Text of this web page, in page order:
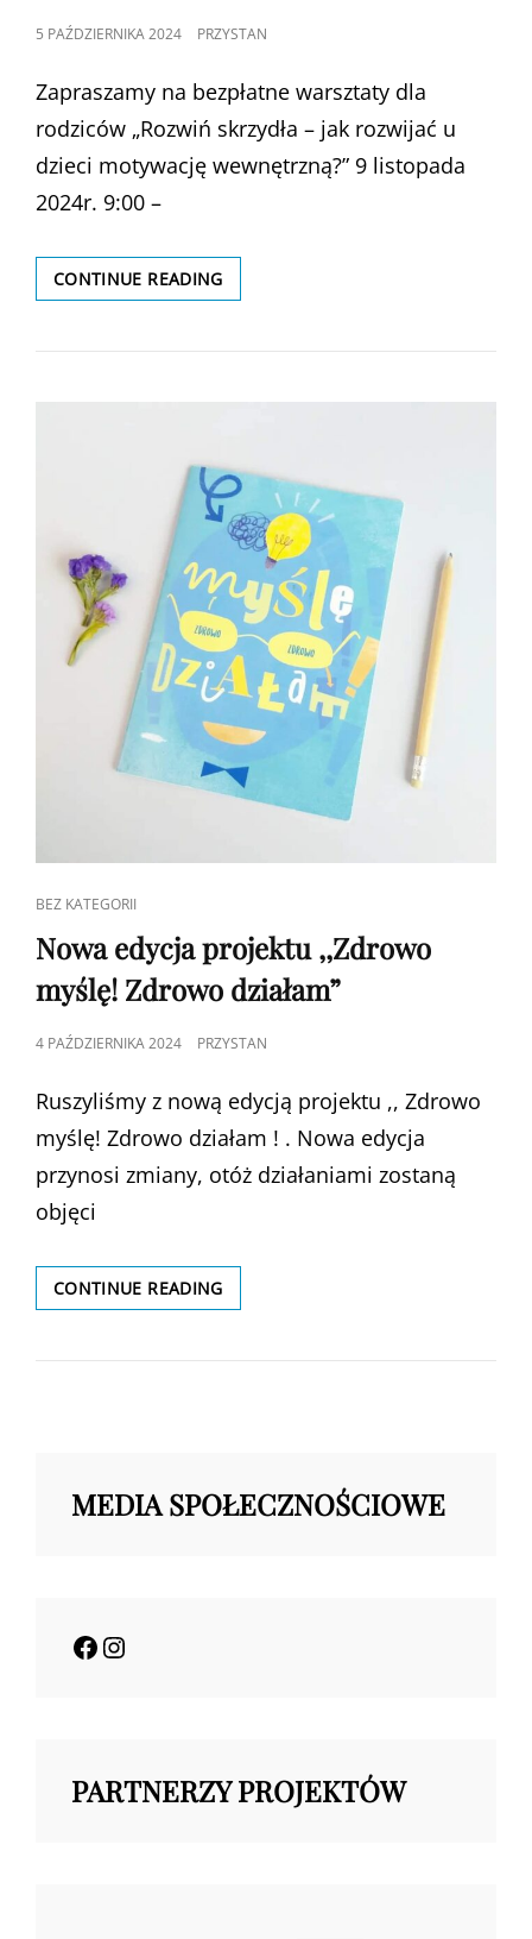
POSTED
5 PAŹDZIERNIKA 2024 PRZYSTAN
Zapraszamy na bezpłatne warsztaty dla
rodziców „Rozwiń skrzydła – jak rozwijać u
dzieci motywację wewnętrzną?” 9 listopada
2024r. 9:00 –
CONTINUE READINGWARSZTATY
,,
SKRZYDŁA-
MOTYWACJĘ
WEWNĘTRZNĄ”?
CAT
LINKS
BEZ KATEGORII
Nowa edycja projektu ,,Zdrowo
myślę! Zdrowo działam”
POSTED
4 PAŹDZIERNIKA 2024 PRZYSTAN
Ruszyliśmy z nową edycją projektu ,, Zdrowo
myślę! Zdrowo działam ! . Nowa edycja
przynosi zmiany, otóż działaniami zostaną
objęci
CONTINUE READINGNOWA
EDYCJA
,,ZDROWO
MEDIA SPOŁECZNOŚCIOWE
Facebook
Instagram
PARTNERZY PROJEKTÓW